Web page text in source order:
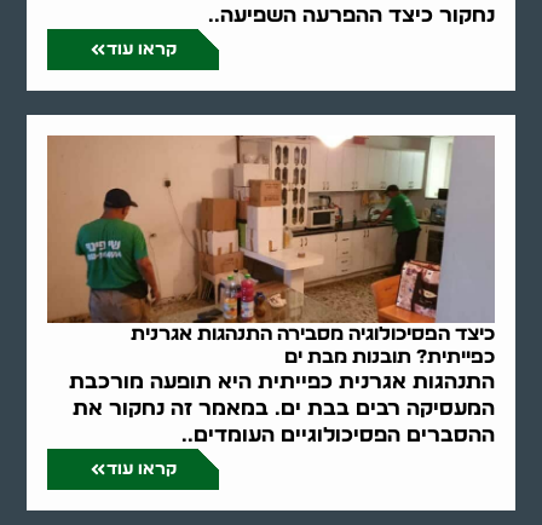
נחקור כיצד ההפרעה השפיעה..
קראו עוד
כיצד הפסיכולוגיה מסבירה התנהגות אגרנית
כפייתית? תובנות מבת ים
התנהגות אגרנית כפייתית היא תופעה מורכבת
המעסיקה רבים בבת ים. במאמר זה נחקור את
ההסברים הפסיכולוגיים העומדים..
קראו עוד